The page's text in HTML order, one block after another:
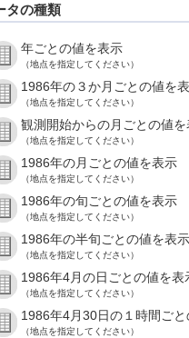
タの種類
年ごとの値を表示
（地点を指定してください）
1986年の３か月ごとの値を
（地点を指定してください）
観測開始からの月ごとの値を
（地点を指定してください）
1986年の月ごとの値を表示
（地点を指定してください）
1986年の旬ごとの値を表示
（地点を指定してください）
1986年の半旬ごとの値を表示
（地点を指定してください）
1986年4月の日ごとの値を表
（地点を指定してください）
1986年4月30日の１時間ご
（地点を指定してください）